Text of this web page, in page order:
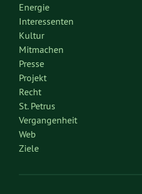
Energie
Interessenten
Kultur
Mitmachen
Presse
Projekt
Recht
St. Petrus
Vergangenheit
Web
Ziele